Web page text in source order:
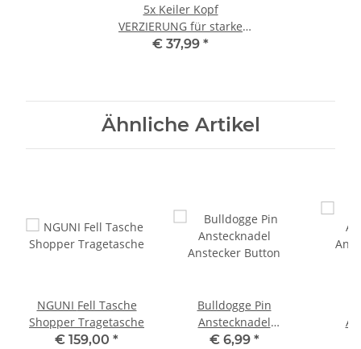
5x Keiler Kopf
VERZIERUNG für starke
Keilerwaffen Trophäen
€ 37,99 *
Ähnliche Artikel
NGUNI Fell Tasche
Shopper Tragetasche
€ 159,00 *
Bulldogge Pin
Anstecknadel
Anstecker Button
€ 6,99 *